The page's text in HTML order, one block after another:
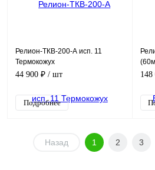
Релион-ТКВ-200-А исп. 11
Термокожух
взрывозащищенный
44 900 ₽ / шт
Подробнее
148
Назад 1 2 3